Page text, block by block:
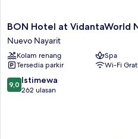
BON
Hotel
at
VidantaWorld
Nuevo
Vallarta
Nuevo
BON Hotel at VidantaWorld
Nuevo Nayarit
Kolam renang
Spa
Tersedia parkir
Wi-Fi
9.0
dari
9,0 Istimewa
262 ulasan